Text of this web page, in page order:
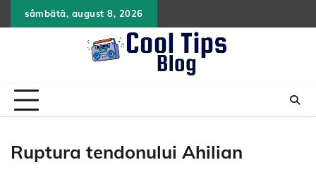
to
sâmbătă, august 8, 2026
Ruptura tendonului Ahilian